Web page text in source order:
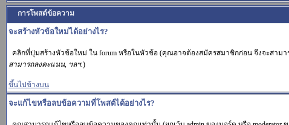
การโพสต์ข้อความ
จะสร้างหัวข้อใหม่ได้อย่างไร?
คลิกที่ปุ่มสร้างหัวข้อใหม่ ใน forum หรือในหัวข้อ (คุณอาจต้องสมัครสมาชิกก่อน จึงจะสา
สามารถลงคะแนน, ฯลฯ.)
ขึ้นไปข้างบน
จะแก้ไขหรือลบข้อความที่โพสต์ได้อย่างไร?